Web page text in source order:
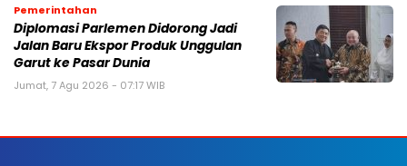
Pemerintahan
Diplomasi Parlemen Didorong Jadi
Jalan Baru Ekspor Produk Unggulan
Garut ke Pasar Dunia
Jumat, 7 Agu 2026 - 07:17 WIB